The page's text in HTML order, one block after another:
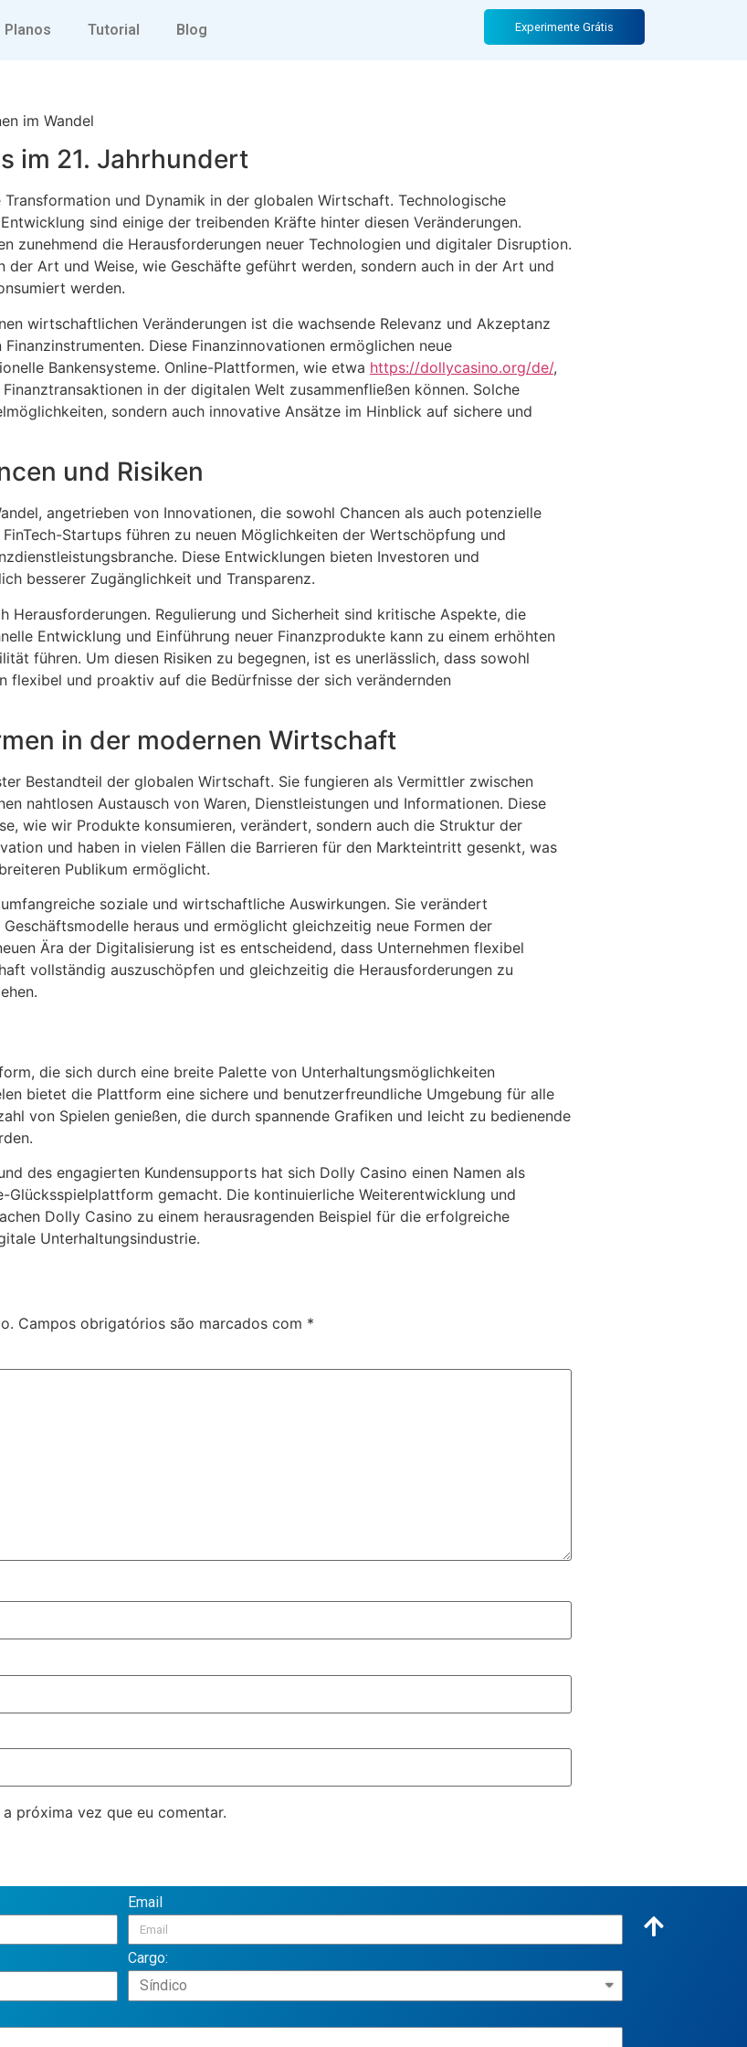
Planos Tutorial Blog Experimente Grátis
und Finanzinnovationen im
im Wandel
im 21. Jahrhundert
und Dynamik in der globalen Wirtschaft. Technologische
sind einige der treibenden Kräfte hinter diesen Veränderungen.
zunehmend die Herausforderungen neuer Technologien und digitaler Disruption.
der Art und Weise, wie Geschäfte geführt werden, sondern auch in der Art und
werden.
wirtschaftlichen Veränderungen ist die wachsende Relevanz und Akzeptanz
Diese Finanzinnovationen ermöglichen neue
Bankensysteme. Online-Plattformen, wie etwa https://dollycasino.org/de/,
in der digitalen Welt zusammenfließen können. Solche
sondern auch innovative Ansätze im Hinblick auf sichere und
und Risiken
angetrieben von Innovationen, die sowohl Chancen als auch potenzielle
Startups führen zu neuen Möglichkeiten der Wertschöpfung und
Diese Entwicklungen bieten Investoren und
besserer Zugänglichkeit und Transparenz.
Herausforderungen. Regulierung und Sicherheit sind kritische Aspekte, die
Entwicklung und Einführung neuer Finanzprodukte kann zu einem erhöhten
führen. Um diesen Risiken zu begegnen, ist es unerlässlich, dass sowohl
flexibel und proaktiv auf die Bedürfnisse der sich verändernden
in der modernen Wirtschaft
Bestandteil der globalen Wirtschaft. Sie fungieren als Vermittler zwischen
nahtlosen Austausch von Waren, Dienstleistungen und Informationen. Diese
wie wir Produkte konsumieren, verändert, sondern auch die Struktur der
und haben in vielen Fällen die Barrieren für den Markteintritt gesenkt, was
Publikum ermöglicht.
soziale und wirtschaftliche Auswirkungen. Sie verändert
heraus und ermöglicht gleichzeitig neue Formen der
Ära der Digitalisierung ist es entscheidend, dass Unternehmen flexibel
vollständig auszuschöpfen und gleichzeitig die Herausforderungen zu
die sich durch eine breite Palette von Unterhaltungsmöglichkeiten
bietet die Plattform eine sichere und benutzerfreundliche Umgebung für alle
von Spielen genießen, die durch spannende Grafiken und leicht zu bedienende
des engagierten Kundensupports hat sich Dolly Casino einen Namen als
Glücksspielplattform gemacht. Die kontinuierliche Weiterentwicklung und
Dolly Casino zu einem herausragenden Beispiel für die erfolgreiche
Unterhaltungsindustrie.
Campos obrigatórios são marcados com *
próxima vez que eu comentar.
Email
Cargo: